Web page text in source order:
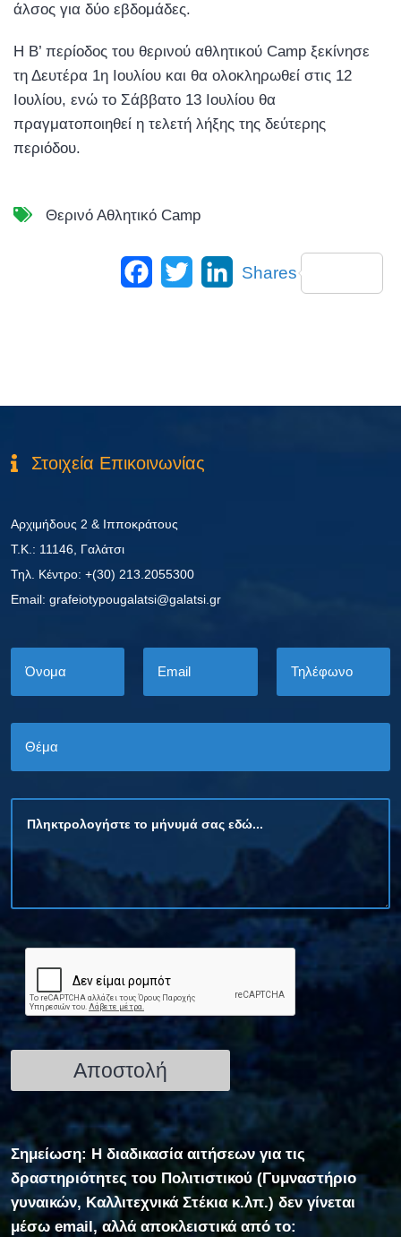
άλσος για δύο εβδομάδες.
Η Β’ περίοδος του θερινού αθλητικού Camp ξεκίνησε
τη Δευτέρα 1η Ιουλίου και θα ολοκληρωθεί στις 12
Ιουλίου, ενώ το Σάββατο 13 Ιουλίου θα
πραγματοποιηθεί η τελετή λήξης της δεύτερης
περιόδου.
Θερινό Αθλητικό Camp
Facebook
Twitter LinkedIn
Shares
Στοιχεία Επικοινωνίας
Αρχιμήδους 2 & Ιπποκράτους
Τ.Κ.: 11146, Γαλάτσι
Τηλ. Κέντρο: +(30) 213.2055300
Εmail: grafeiotypougalatsi@galatsi.gr
Σημείωση: Η διαδικασία αιτήσεων για τις
δραστηριότητες του Πολιτιστικού (Γυμναστήριο
γυναικών, Καλλιτεχνικά Στέκια κ.λπ.) δεν γίνεται
μέσω email, αλλά αποκλειστικά από το: